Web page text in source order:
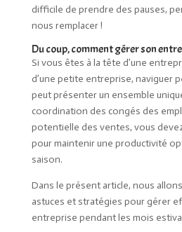
difficile de prendre des pauses,
nous remplacer !
Du coup, commentgérer son
Si vous êtes à la tête d’une
d’une petite entreprise, naviguer
peut présenter un ensemble
coordination des congés des
potentielle des ventes, vous
pour maintenir une productivité
saison.
Dans le présent article, nous
astuces et stratégies pour gérer
entreprise pendant les mois